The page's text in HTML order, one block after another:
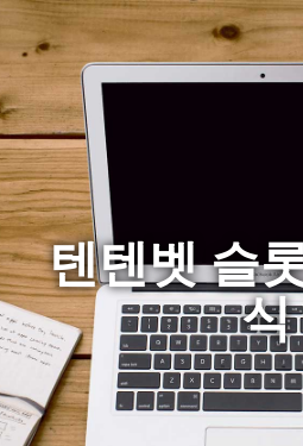
텐텐벳 슬
식